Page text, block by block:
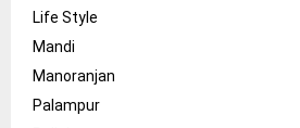
Life Style
Mandi
Manoranjan
Palampur